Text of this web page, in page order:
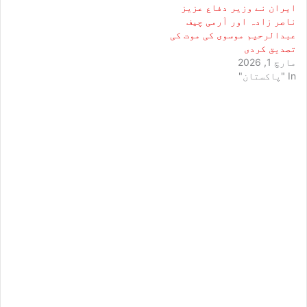
ایران نے وزیر دفاع عزیز
ناصر زادہ اور آرمی چیف
عبدالرحیم موسوی کی موت کی
تصدیق کردی
مارچ 1, 2026
In "پاکستان"